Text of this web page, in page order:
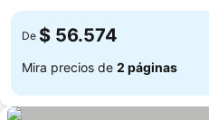
De $ 56.574
Mira precios de 2 páginas